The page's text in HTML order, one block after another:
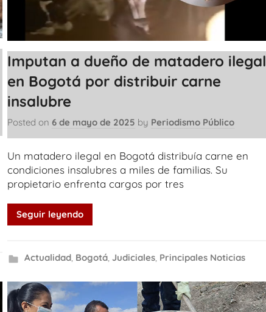
Imputan a dueño de matadero ilegal
en Bogotá por distribuir carne
insalubre
Posted on 6 de mayo de 2025 by Periodismo Público
Un matadero ilegal en Bogotá distribuía carne en
condiciones insalubres a miles de familias. Su
propietario enfrenta cargos por tres
Seguir leyendo
Actualidad, Bogotá, Judiciales, Principales Noticias